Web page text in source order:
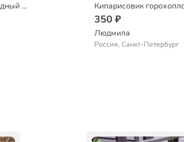
Кипарисовик горохоплодный Filifera Nana
350 ₽
Людмила
Россия, Санкт-Петербург